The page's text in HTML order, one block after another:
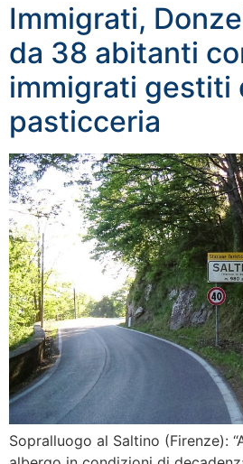
Immigrati,
da 38 abitanti
immigrati gestiti
pasticceria
Sopralluogo al Saltino (Firenze):